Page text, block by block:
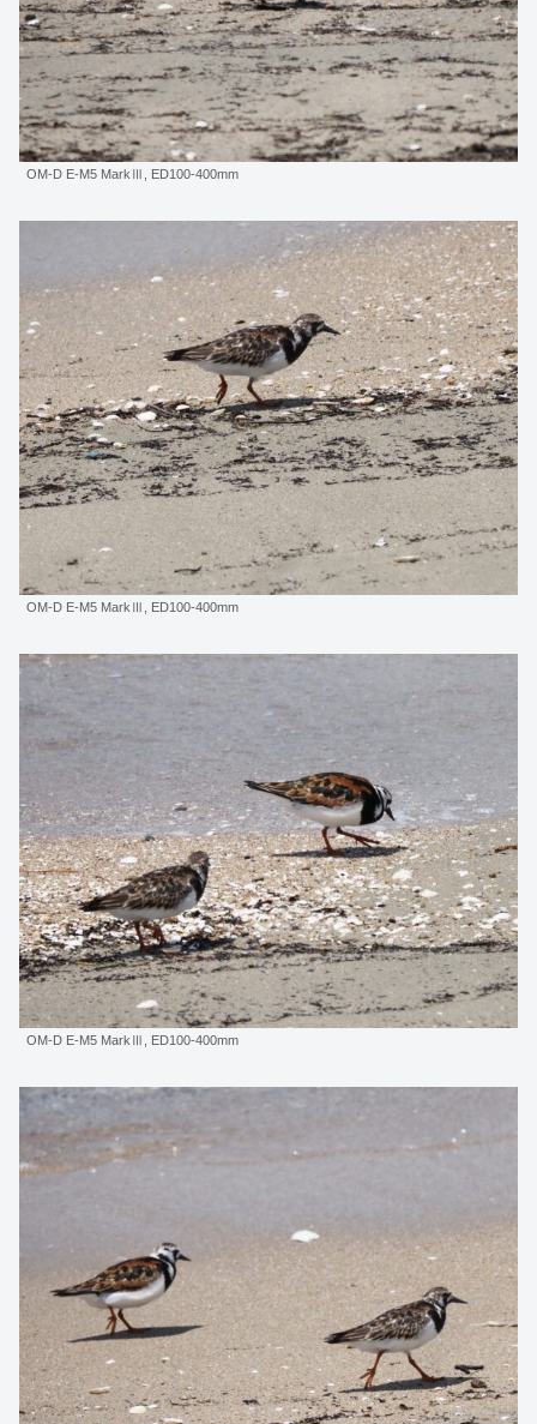
OM-D E-M5 MarkⅢ, ED100-400mm
OM-D E-M5 MarkⅢ, ED100-400mm
OM-D E-M5 MarkⅢ, ED100-400mm